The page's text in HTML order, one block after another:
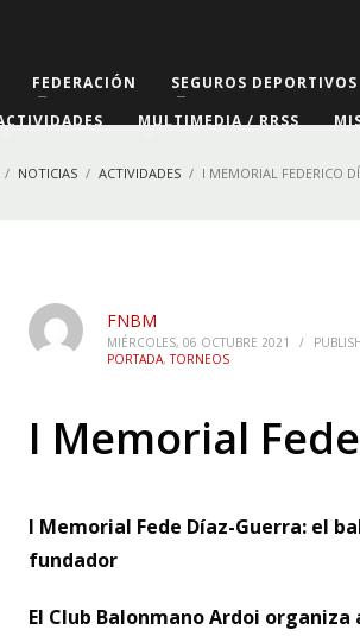
FEDERACIÓN SEGUROS DEPORTIVOS
MULTIMEDIA / RRSS
NOTICIAS ACTIVIDADES I MEMORIAL FEDERICO
FNBM
MIÉRCOLES, 06 OCTUBRE 2021 /
PORTADA,TORNEOS
I Memorial
I Memorial Fede Díaz-Guerra: el
fundador
El Club Balonmano Ardoi